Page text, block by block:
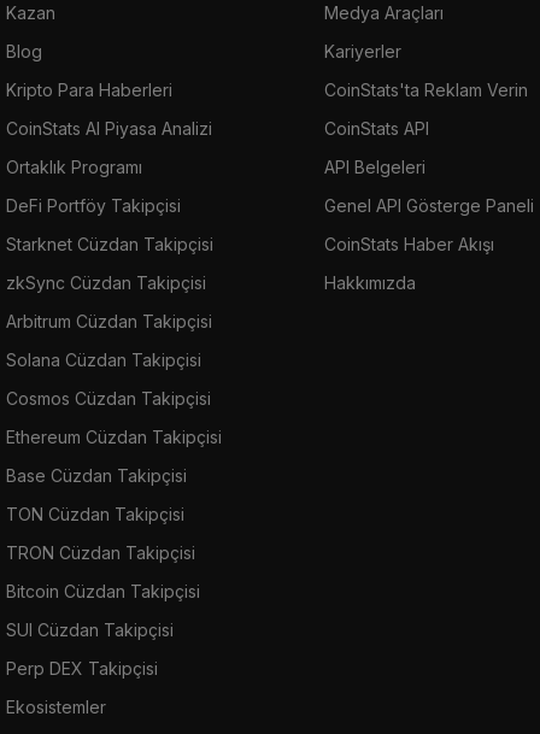
Kazan
Blog
Kripto Para Haberleri
CoinStats AI Piyasa Analizi
Ortaklık Programı
DeFi Portföy Takipçisi
Starknet Cüzdan Takipçisi
zkSync Cüzdan Takipçisi
Arbitrum Cüzdan Takipçisi
Solana Cüzdan Takipçisi
Cosmos Cüzdan Takipçisi
Ethereum Cüzdan Takipçisi
Base Cüzdan Takipçisi
TON Cüzdan Takipçisi
TRON Cüzdan Takipçisi
Bitcoin Cüzdan Takipçisi
SUI Cüzdan Takipçisi
Perp DEX Takipçisi
Ekosistemler
Medya Araçları
Kariyerler
CoinStats'ta Reklam Verin
CoinStats API
API Belgeleri
Genel API Gösterge Paneli
CoinStats Haber Akışı
Hakkımızda